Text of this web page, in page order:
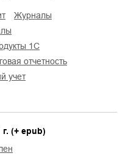
журналы
1С
отчетность
учет
(+ epub)